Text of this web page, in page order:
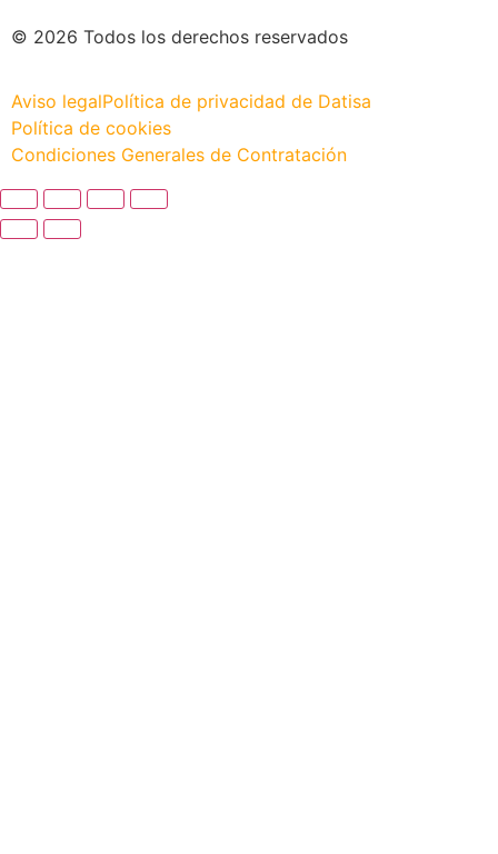
© 2026 Todos los derechos reservados
Aviso legalPolítica de privacidad de Datisa
Política de cookies
Condiciones Generales de Contratación